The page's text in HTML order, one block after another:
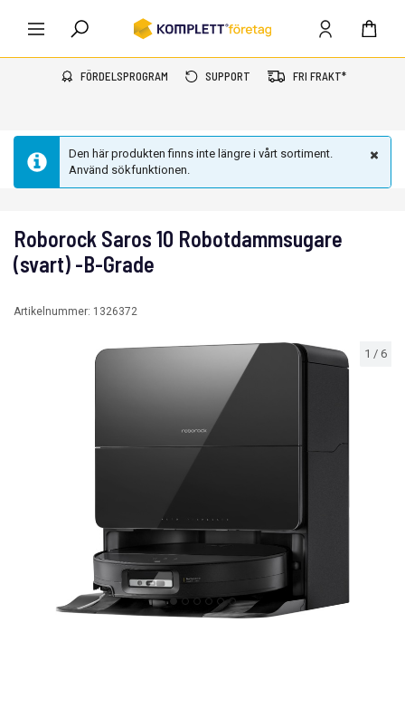
FÖRDELSPROGRAM SUPPORT FRI FRAKT*
Den här produkten finns inte längre i vårt sortiment.
Använd sökfunktionen.
1 / 6
Roborock Saros 10 Robotdammsugare
(svart) -B-Grade
Artikelnummer: 1326372